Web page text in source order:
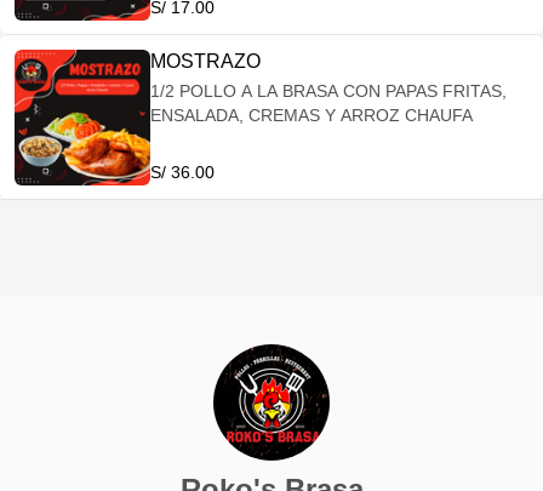
S/ 17.00
MOSTRAZO
1/2 POLLO A LA BRASA CON PAPAS FRITAS,
ENSALADA, CREMAS Y ARROZ CHAUFA
S/ 36.00